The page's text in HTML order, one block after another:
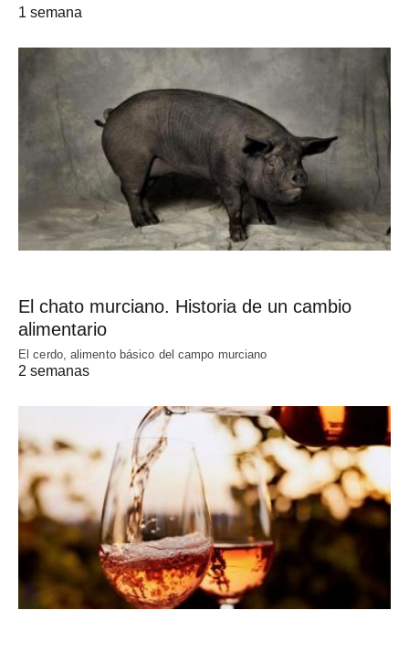
1 semana
El chato murciano. Historia de un cambio
alimentario
El cerdo, alimento básico del campo murciano
2 semanas